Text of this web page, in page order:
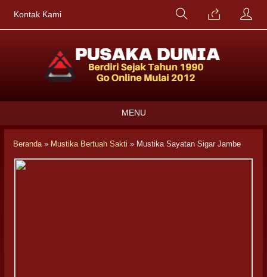
Kontak Kami
MENU
Beranda» Mustika Bertuah Sakti » Mustika Sayatan Sigar Jambe